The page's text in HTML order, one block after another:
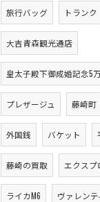
旅行バッグ トランク
大吉青森観光通店
皇太子殿下御成婚記念5
プレザージュ 藤崎町
外国銭 バケット
藤崎の買取 エクスプ
ライカM6 ヴァレンテ